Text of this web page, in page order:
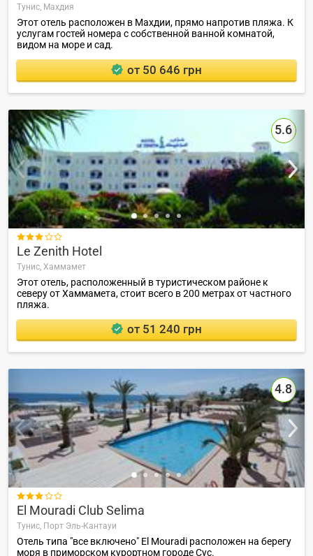
Тунис, Махдия
Этот отель расположен в Махдии, прямо напротив пляжа. К
услугам гостей номера с собственной ванной комнатой,
видом на море и сад.
от 50 646 грн
5.6

Le Zenith Hotel
Тунис, Хаммамет
Этот отель, расположенный в туристическом районе к
северу от Хаммамета, стоит всего в 200 метрах от частного
пляжа.
от 51 240 грн
4.8

El Mouradi Club Selima
Тунис, Порт Эль-Кантауи
Отель типа "все включено" El Mouradi расположен на берегу
моря в приморском курортном городе Сус.